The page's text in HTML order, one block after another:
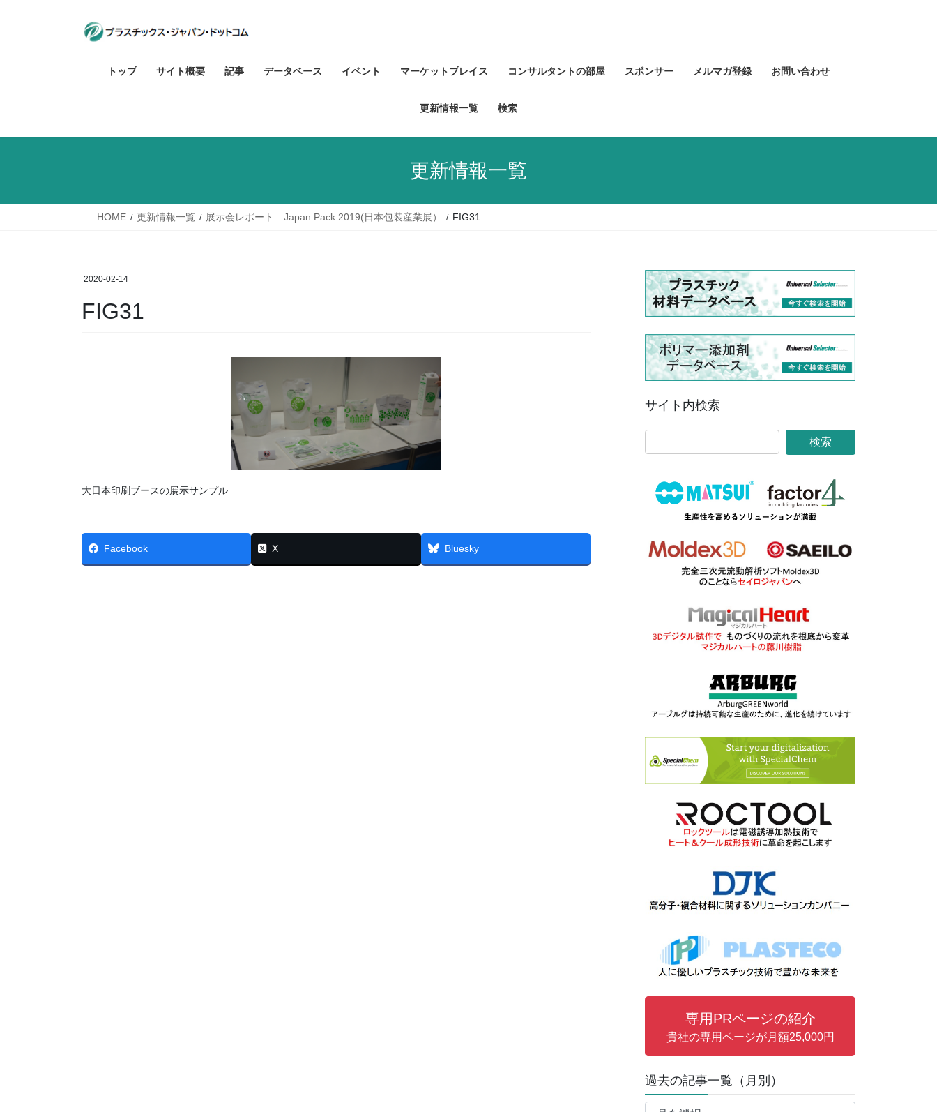
トップ サイト概要 記事 データベース イベント マーケットプレイス コンサルタントの部屋 スポンサー メルマガ登録 お問い合わせ
更新情報一覧 検索
更新情報一覧
HOME 更新情報一覧 展示会レポート Japan Pack 2019(日本包装産業展） FIG31
2020-02-14
FIG31
大日本印刷ブースの展示サンプル
Facebook X Bluesky
サイト内検索
専用PRページの紹介
貴社の専用ページが月額25,000円
過去の記事一覧（月別）
過